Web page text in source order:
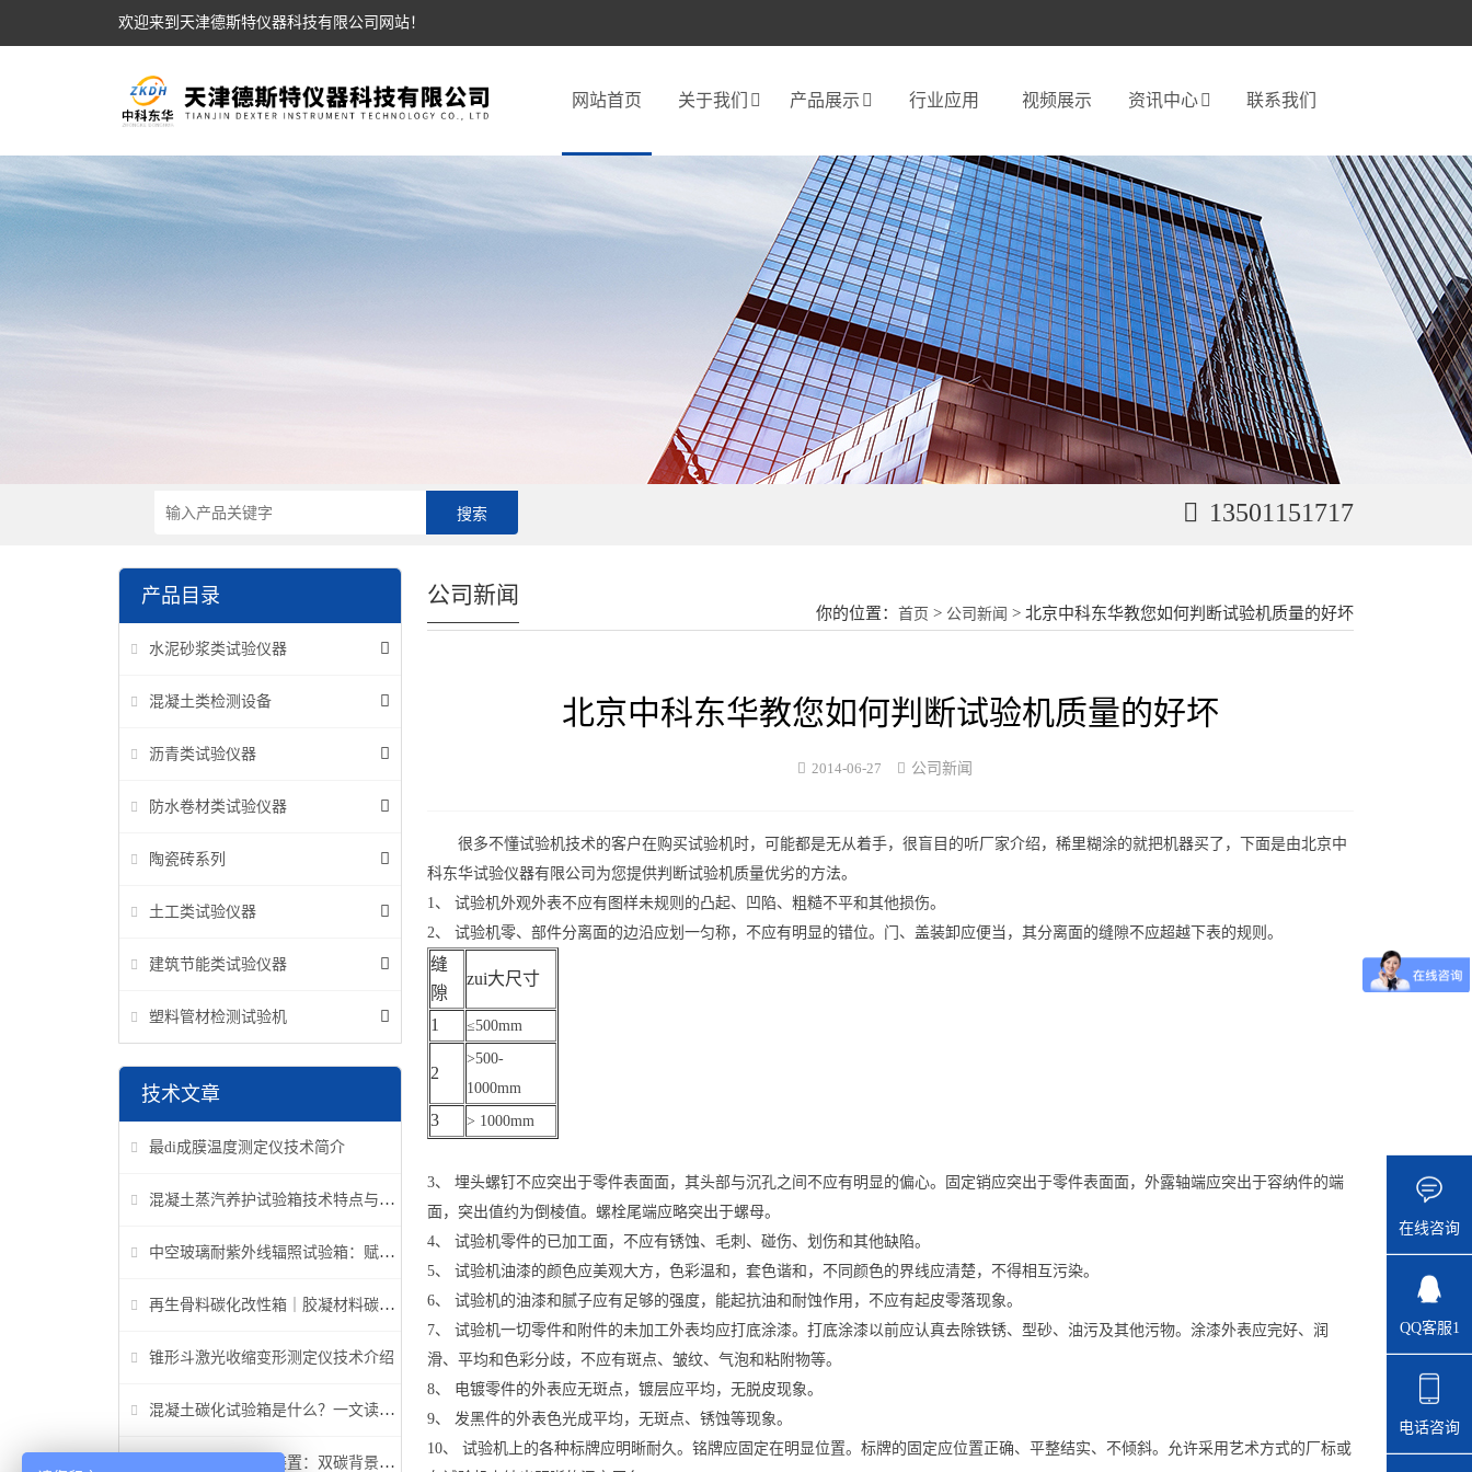
欢迎来到天津德斯特仪器科技有限公司网站！
网站首页 关于我们 产品展示 行业应用 视频展示 资讯中心 联系我们
13501151717
产品目录
水泥砂浆类试验仪器
混凝土类检测设备
沥青类试验仪器
防水卷材类试验仪器
陶瓷砖系列
土工类试验仪器
建筑节能类试验仪器
塑料管材检测试验机
技术文章
最di成膜温度测定仪技术简介
混凝土蒸汽养护试验箱技术特点与应用解析
中空玻璃耐紫外线辐照试验箱：赋能建筑玻璃质量检测新标准
再生骨料碳化改性箱｜胶凝材料碳化机理研究专用设备
锥形斗激光收缩变形测定仪技术介绍
混凝土碳化试验箱是什么？一文读懂它的功能、原理与标准要求
高温高压碳化试验装置：双碳背景下胶凝材料研究核心装备
你的位置：首页 > 公司新闻 > 北京中科东华教您如何判断试验机质量的好坏
公司新闻
北京中科东华教您如何判断试验机质量的好坏
2014-06-27 公司新闻
很多不懂试验机技术的客户在购买试验机时，可能都是无从着手，很盲目的听厂家介绍，稀里糊涂的就把机器买了，下面是由北京中
科东华试验仪器有限公司为您提供判断试验机质量优劣的方法。
1、 试验机外观外表不应有图样未规则的凸起、凹陷、粗糙不平和其他损伤。
2、 试验机零、部件分离面的边沿应划一匀称，不应有明显的错位。门、盖装卸应便当，其分离面的缝隙不应超越下表的规则。
缝
隙
zui大尺寸
1 ≤500mm
2
>500-
1000mm
3 > 1000mm
3、 埋头螺钉不应突出于零件表面面，其头部与沉孔之间不应有明显的偏心。固定销应突出于零件表面面，外露轴端应突出于容纳件的端
面，突出值约为倒棱值。螺栓尾端应略突出于螺母。
4、 试验机零件的已加工面，不应有锈蚀、毛刺、碰伤、划伤和其他缺陷。
5、 试验机油漆的颜色应美观大方，色彩温和，套色谐和，不同颜色的界线应清楚，不得相互污染。
6、 试验机的油漆和腻子应有足够的强度，能起抗油和耐蚀作用，不应有起皮零落现象。
7、 试验机一切零件和附件的未加工外表均应打底涂漆。打底涂漆以前应认真去除铁锈、型砂、油污及其他污物。涂漆外表应完好、润
滑、平均和色彩分歧，不应有斑点、皱纹、气泡和粘附物等。
8、 电镀零件的外表应无斑点，镀层应平均，无脱皮现象。
9、 发黑件的外表色光成平均，无斑点、锈蚀等现象。
10、 试验机上的各种标牌应明晰耐久。铭牌应固定在明显位置。标牌的固定应位置正确、平整结实、不倾斜。允许采用艺术方式的厂标或
在线咨询
QQ客服1
电话咨询